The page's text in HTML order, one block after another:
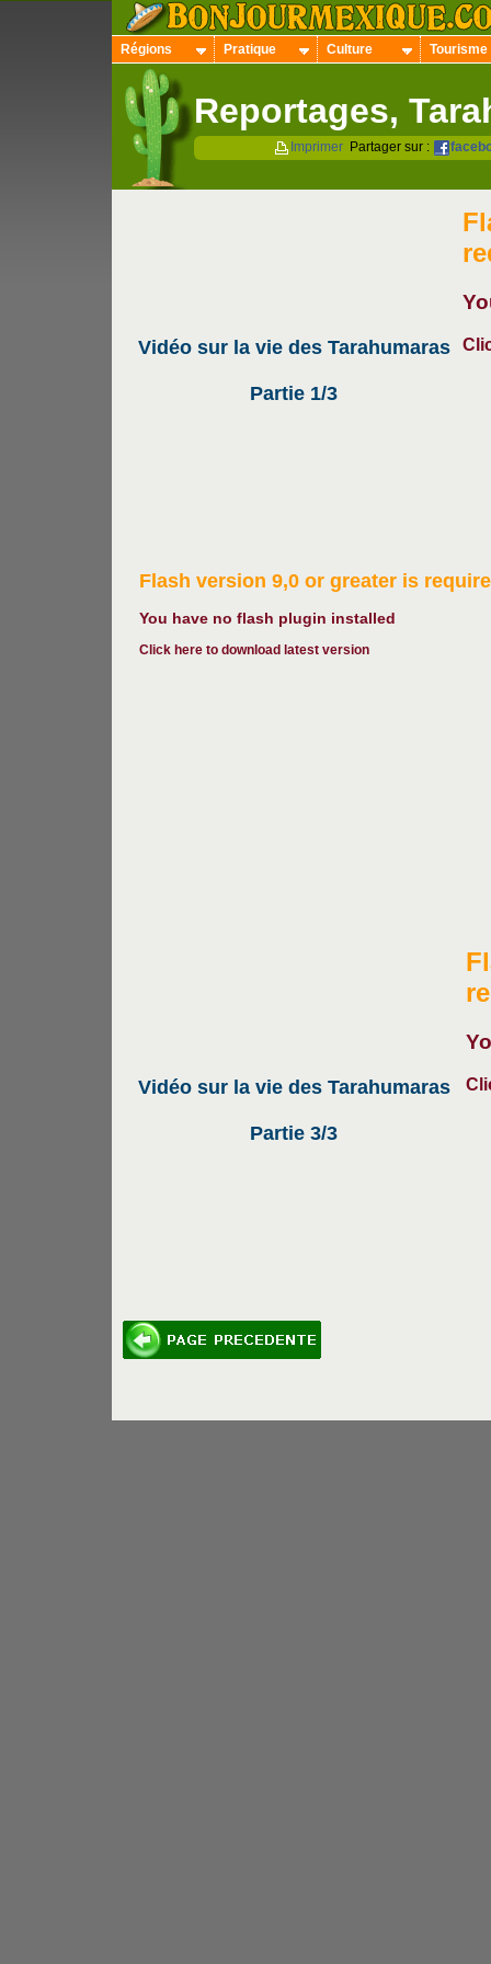
Régions Pratique Culture Tourisme
Reportages,
Imprimer Partager sur :
Vidéo sur la vie des Tarahumaras
Partie 1/3
Flash version 9,0 or greater is
You have no flash plugin installed
Click here to download latest version
Vidéo sur la vie des Tarahumaras
Partie 3/3